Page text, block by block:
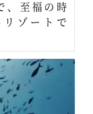
、至福の時
ゾートで